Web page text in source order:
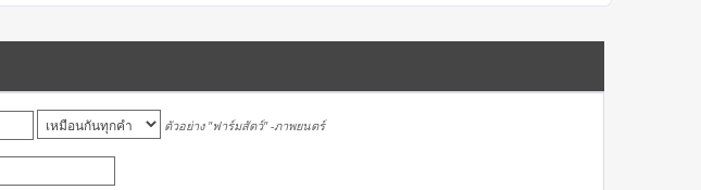
ตัวอย่าง"ฟาร์มสัตว์" -ภาพยนตร์